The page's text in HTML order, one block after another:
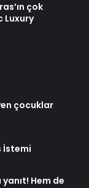
çok
Luxury
çocuklar
İstemi
Hem de